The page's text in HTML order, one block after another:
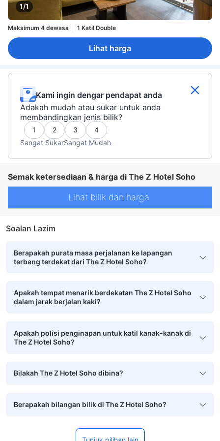
1/1
Maksimum 4 dewasa 1 Katil Double
Lihat harga
Kami ingin dengar pendapat anda
Adakah mudah atau sukar untuk anda
membandingkan jenis bilik?
1 2 3
4
Sangat SukarSangat Mudah
Semak ketersediaan & harga di The Z Hotel Soho
Lihat bilik dan harga
Soalan Lazim
Berapakah purata masa perjalanan ke lapangan
terbang terdekat dari The Z Hotel Soho?
Apakah tempat menarik berdekatan The Z Hotel Soho
dalam jarak berjalan kaki?
Apakah polisi penginapan untuk katil kanak-kanak di
The Z Hotel Soho?
Bilakah The Z Hotel Soho dibina?
Berapakah bilangan bilik di The Z Hotel Soho?